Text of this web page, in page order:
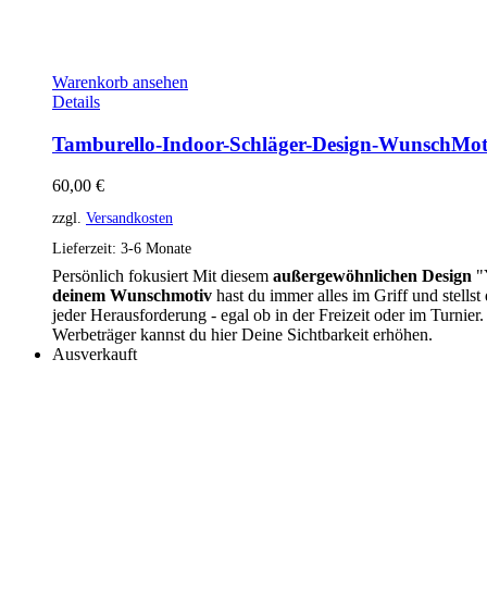
Warenkorb ansehen
Details
Tamburello-Indoor-Schläger-Design-
60,00 €
zzgl. Versandkosten
Lieferzeit: 3-6 Monate
Persönlich fokusiert Mit diesem außergewöhnlichen Design
deinem Wunschmotiv hast du immer alles im Griff und stellst
jeder Herausforderung - egal ob in der Freizeit oder im
Werbeträger kannst du hier Deine Sichtbarkeit erhöhen.
Ausverkauft